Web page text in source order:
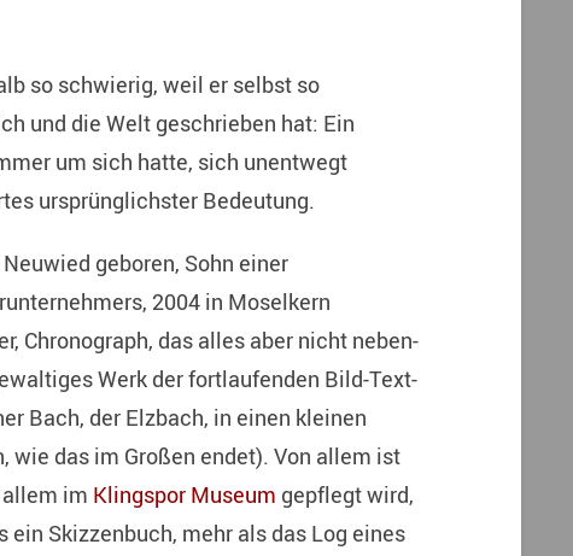
so schwierig, weil er selbst so
und die Welt geschrieben hat: Ein
um sich hatte, sich unentwegt
ursprünglichster Bedeutung.
geboren, Sohn einer
2004 in Moselkern
Chronograph, das alles aber nicht neben-
Werk der fortlaufenden Bild-Text-
Bach, der Elzbach, in einen kleinen
das im Großen endet). Von allem ist
im Klingspor Museum gepflegt wird,
ein Skizzenbuch, mehr als das Log eines